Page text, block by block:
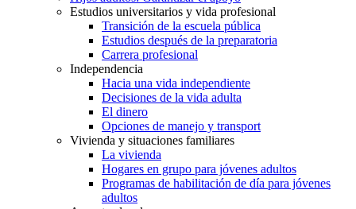
Estudios universitarios y vida profesional
Transición de la escuela pública
Estudios después de la preparatoria
Carrera profesional
Independencia
Hacia una vida independiente
Decisiones de la vida adulta
El dinero
Opciones de manejo y transport
Vivienda y situaciones familiares
La vivienda
Hogares en grupo para jóvenes adultos
Programas de habilitación de día para jóvenes
adultos